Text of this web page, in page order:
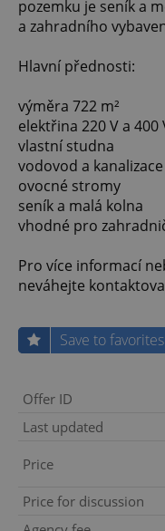
pozemku je seník a
a zahradního
Hlavní přednosti:
výměra 722 m²
elektřina 220 V a 400
vlastní studna
vodovod a
ovocné stromy
seník a malá kolna
vhodné pro
Pro více informací
neváhejte
Save to favorites
Offer ID
Last updated
Price
Price for discussion